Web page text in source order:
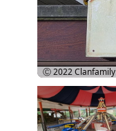
Ⓒ 2022Clanfamily